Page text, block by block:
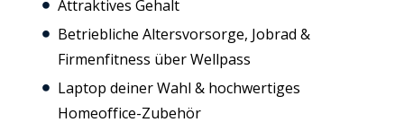
Attraktives Gehalt
Betriebliche Altersvorsorge, Jobrad &
Firmenfitness über Wellpass
Laptop deiner Wahl & hochwertiges
Homeoffice-Zubehör